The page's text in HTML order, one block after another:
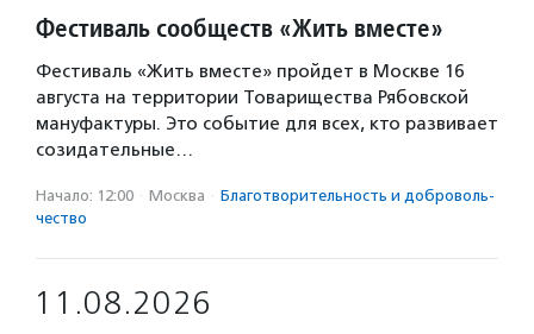
Фестиваль сообществ «Жить вместе»
Фестиваль «Жить вместе» пройдет в Москве 16
августа на территории Товарищества Рябовской
мануфактуры. Это событие для всех, кто развивает
созидательные…
Начало: 12:00 · Москва · Благотвори­тель­ность и доброволь­
чест­во
11.08.2026